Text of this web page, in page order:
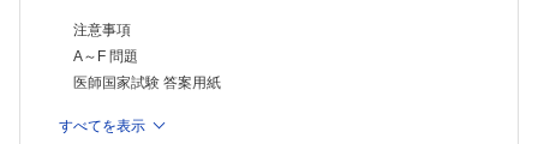
索引
注意事項
A～F 問題
医師国家試験 答案用紙
【写真集】
すべてを表示